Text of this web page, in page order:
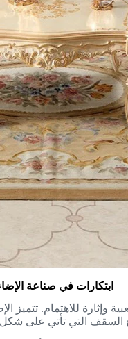
ابتكارات في صناعة
وإثارة للاهتمام.
التي تأتي على شكل